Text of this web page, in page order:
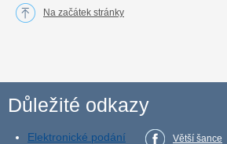
Na začátek stránky
Důležité odkazy
Elektronické podání Větší šance